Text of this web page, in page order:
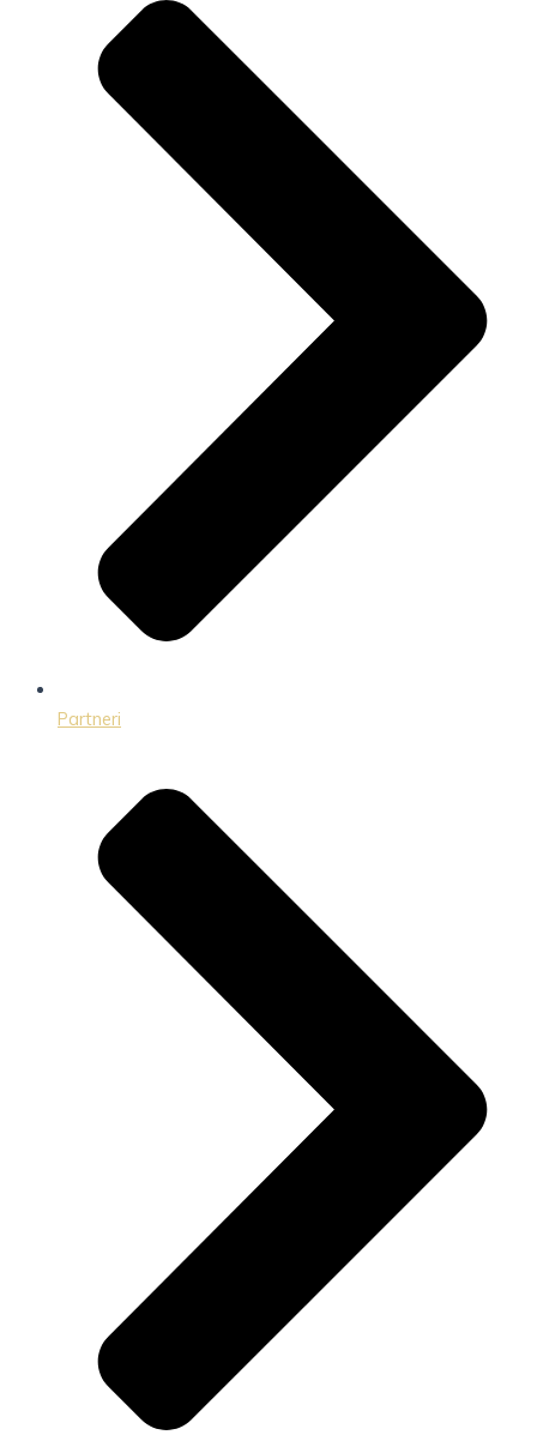
Partneri